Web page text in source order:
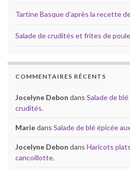
Tartine Basque d’après la recette
Salade de crudités et frites de
COMMENTAIRES RÉCENTS
Jocelyne Debon dans Salade de
crudités.
Mariedans Salade de blé épicée
Jocelyne Debon dans Haricots
cancoillotte.